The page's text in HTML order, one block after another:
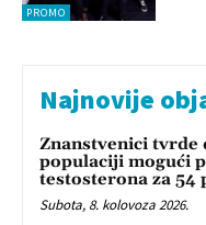
PROMO
Najnovije
Znanstvenici tvrde
populaciji mogući
testosterona za 54
Subota, 8. kolovoza 2026.